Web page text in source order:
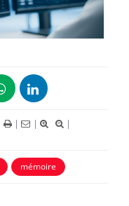
| |
|
mémoire